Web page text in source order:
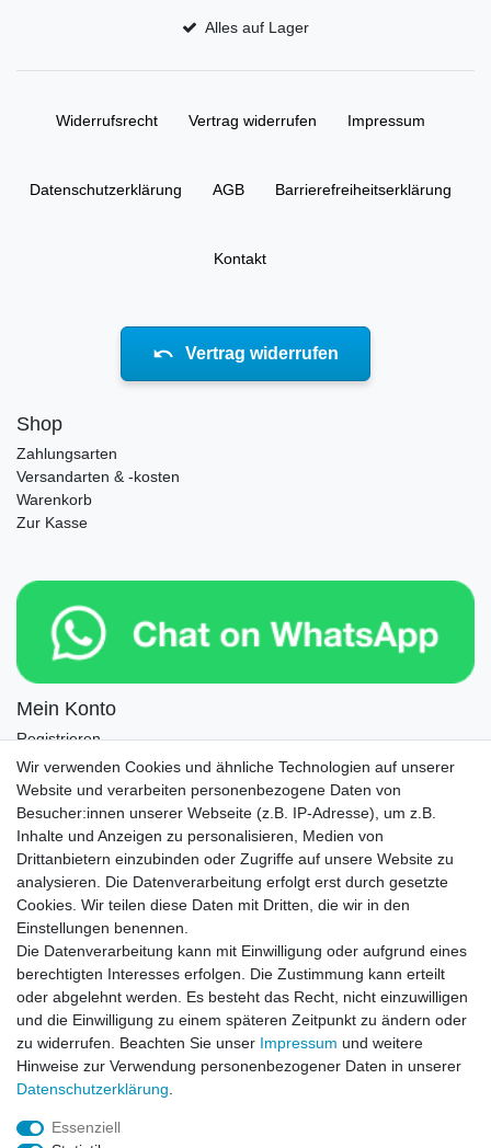
Alles auf Lager
Widerrufs­recht Vertrag widerrufen Impressum
Daten­schutz­erklärung AGB Barrierefreiheitserklärung
Kontakt
Vertrag widerrufen
Shop
Zahlungsarten
Versandarten & -kosten
Warenkorb
Zur Kasse
Mein Konto
Registrieren
Login
Newsletter
E-MAIL **
Newsletter
Honig
Hiermit bestätige ich, dass ich die
Einwilligung kann ich jederzeit widerrufen.**
Abonnieren
** Hierbei handelt es sich um ein Pflichtfeld.
Wir verwenden Cookies und ähnliche Technologien auf unserer
Website und verarbeiten personenbezogene Daten von
Besucher:innen unserer Webseite (z.B. IP-Adresse), um z.B.
Inhalte und Anzeigen zu personalisieren, Medien von
Drittanbietern einzubinden oder Zugriffe auf unsere Website zu
analysieren. Die Datenverarbeitung erfolgt erst durch gesetzte
Cookies. Wir teilen diese Daten mit Dritten, die wir in den
Einstellungen benennen.
Die Datenverarbeitung kann mit Einwilligung oder aufgrund eines
berechtigten Interesses erfolgen. Die Zustimmung kann erteilt
oder abgelehnt werden. Es besteht das Recht, nicht einzuwilligen
und die Einwilligung zu einem späteren Zeitpunkt zu ändern oder
zu widerrufen. Beachten Sie unser Impressum und weitere
Hinweise zur Verwendung personenbezogener Daten in unserer
Daten­schutz­erklärung
Essenziell